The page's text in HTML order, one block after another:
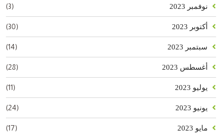
نوفمبر 2023 (3)
أكتوبر 2023 (30)
سبتمبر 2023 (14)
أغسطس 2023 (28)
يوليو 2023 (11)
يونيو 2023 (24)
مايو 2023 (17)